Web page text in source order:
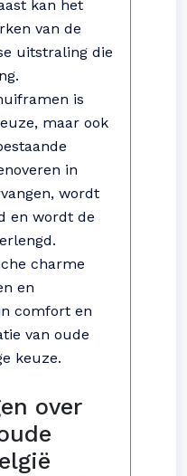
kan het
van de
uitstraling die
is
maar ook
in
wordt
en wordt de
charme
en
comfort en
van oude
keuze.
over